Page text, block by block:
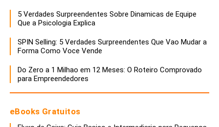
5 Verdades Surpreendentes Sobre Dinamicas de Equipe
Que a Psicologia Explica
SPIN Selling: 5 Verdades Surpreendentes Que Vao Mudar a
Forma Como Voce Vende
Do Zero a 1 Milhao em 12 Meses: O Roteiro Comprovado
para Empreendedores
eBooks Gratuitos